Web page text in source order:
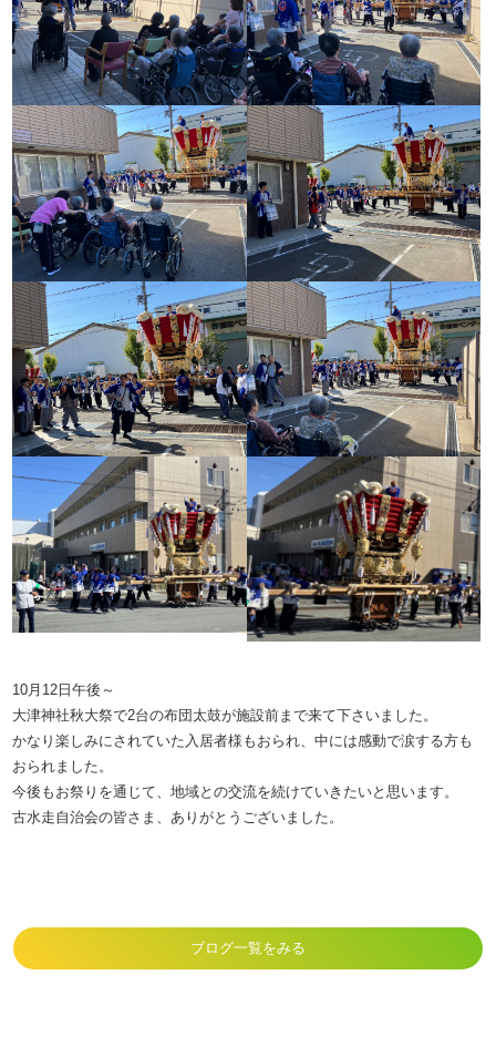
10月12日午後～
大津神社秋大祭で2台の布団太鼓が施設前まで来て下さいました。
かなり楽しみにされていた入居者様もおられ、中には感動で涙する方も
おられました。
今後もお祭りを通じて、地域との交流を続けていきたいと思います。
古水走自治会の皆さま、ありがとうございました。
ブログ一覧をみる